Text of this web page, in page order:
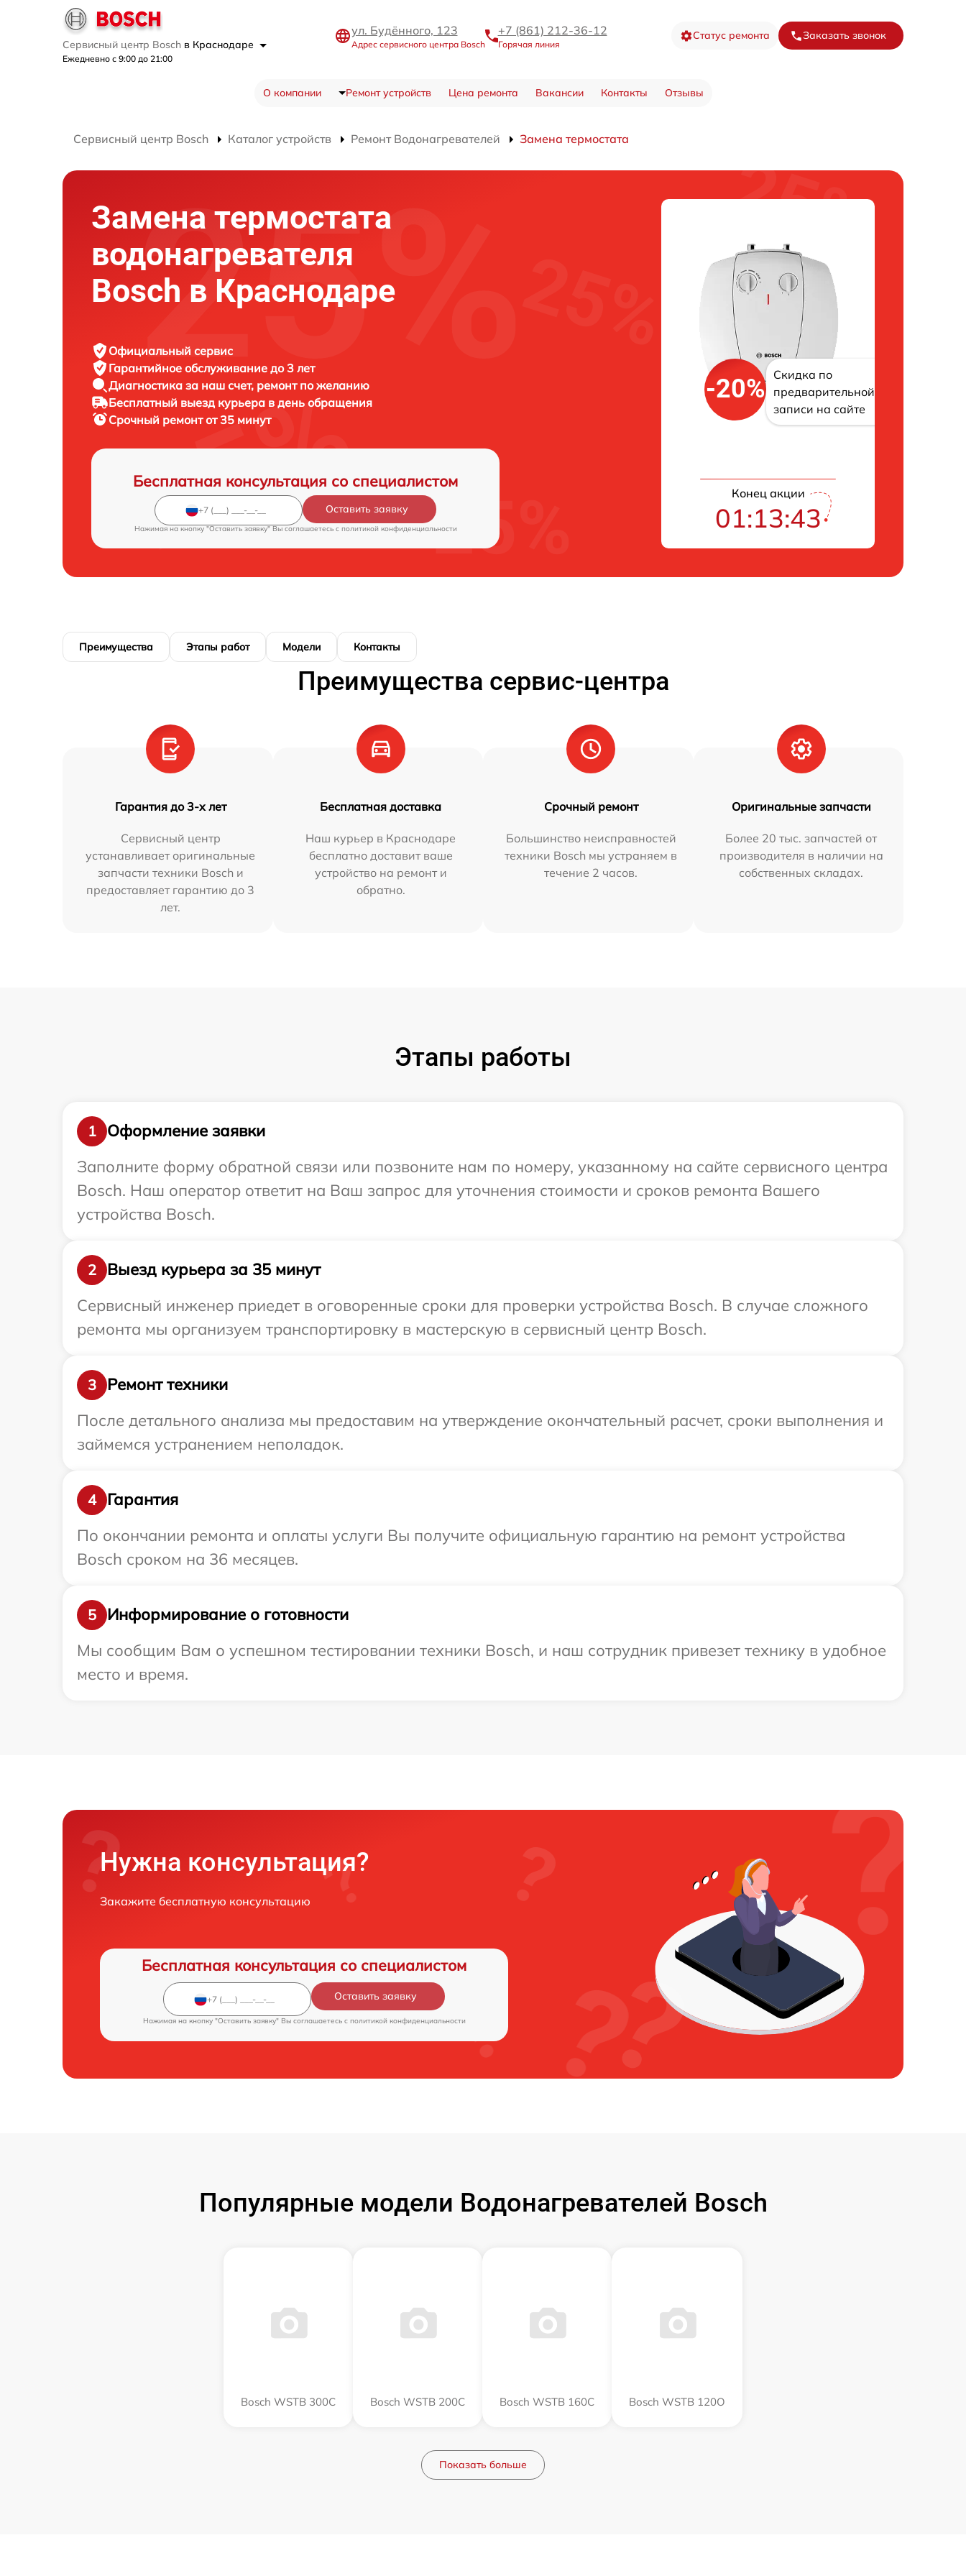
Сервисный центр Bosch в Краснодаре
Ежедневно с 9:00 до 21:00
ул. Будённого, 123
Адрес сервисного центра Bosch
+7 (861) 212-36-12
Горячая линия
Статус ремонта Заказать звонок
О компании Ремонт устройств Цена ремонта Вакансии Контакты Отзывы
Сервисный центр Bosch Каталог устройств Ремонт Водонагревателей Замена термостата
Замена термостата
водонагревателя
Bosch в Краснодаре
Официальный сервис
Гарантийное обслуживание до 3 лет
Диагностика за наш счет, ремонт по желанию
Бесплатный выезд курьера в день обращения
Срочный ремонтот 35 минут
Бесплатная консультация со специалистом
Оставить заявку
Нажимая на кнопку "Оставить заявку" Вы соглашаетесь c политикой конфиденциальности
-20%
Скидка по
предварительной
записи на сайте
Конец акции
01:13:42
Преимущества Этапы работ Модели Контакты
Преимущества сервис-центра
Гарантия до 3-х лет
Сервисный центр
устанавливает оригинальные
запчасти техники Bosch и
предоставляет гарантию до 3
лет.
Бесплатная доставка
Наш курьер в Краснодаре
бесплатно доставит ваше
устройство на ремонт и
обратно.
Срочный ремонт
Большинство неисправностей
техники Bosch мы устраняем в
течение 2 часов.
Оригинальные запчасти
Более 20 тыс. запчастей от
производителя в наличии на
собственных складах.
Этапы работы
1
Оформление заявки
Заполните форму обратной связи или позвоните нам по номеру, указанному на сайте сервисного центра
Bosch. Наш оператор ответит на Ваш запрос для уточнения стоимости и сроков ремонта Вашего
устройства Bosch.
2
Выезд курьера за 35 минут
Сервисный инженер приедет в оговоренные сроки для проверки устройства Bosch. В случае сложного
ремонта мы организуем транспортировку в мастерскую в сервисный центр Bosch.
3
Ремонт техники
После детального анализа мы предоставим на утверждение окончательный расчет, сроки выполнения и
займемся устранением неполадок.
4
Гарантия
По окончании ремонта и оплаты услуги Вы получите официальную гарантию на ремонт устройства
Bosch сроком на 36 месяцев.
5
Информирование о готовности
Мы сообщим Вам о успешном тестировании техники Bosch, и наш сотрудник привезет технику в удобное
место и время.
Нужна консультация?
Закажите бесплатную консультацию
Бесплатная консультация со специалистом
Оставить заявку
Нажимая на кнопку "Оставить заявку" Вы соглашаетесь c политикой конфиденциальности
Популярные модели Водонагревателей Bosch
Bosch WSTB 300C Bosch WSTB 200C Bosch WSTB 160C Bosch WSTB 120O
Показать больше